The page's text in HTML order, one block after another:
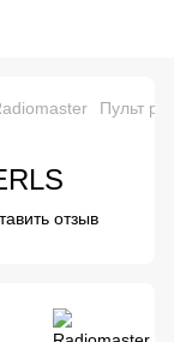
Пульт
отзыв